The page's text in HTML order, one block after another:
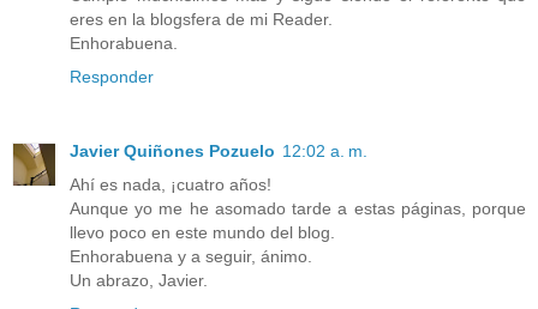
eres en la blogsfera de mi Reader.
Enhorabuena.
Responder
Javier Quiñones Pozuelo 12:02 a. m.
Ahí es nada, ¡cuatro años!
Aunque yo me he asomado tarde a estas páginas, porque
llevo poco en este mundo del blog.
Enhorabuena y a seguir, ánimo.
Un abrazo, Javier.